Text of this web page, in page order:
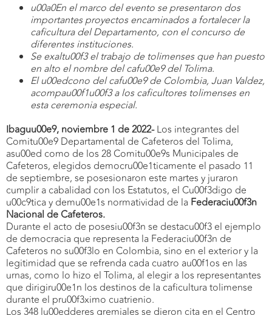
u00a0En el marco del evento se presentaron dos
importantes proyectos encaminados a fortalecer la
caficultura del Departamento, con el concurso de
diferentes instituciones.
Se exaltu00f3 el trabajo de tolimenses que han puesto
en alto el nombre del cafu00e9 del Tolima.
El u00edcono del cafu00e9 de Colombia, Juan Valdez,
acompau00f1u00f3 a los caficultores tolimenses en
esta ceremonia especial.
Ibaguu00e9, noviembre 1 de 2022-Los integrantes del
Comitu00e9 Departamental de Cafeteros del Tolima,
asu00ed como de los 28 Comitu00e9s Municipales de
Cafeteros, elegidos democru00e1ticamente el pasado 11
de septiembre, se posesionaron este martes y juraron
cumplir a cabalidad con los Estatutos, el Cu00f3digo de
u00c9tica y demu00e1s normatividad de la Federaciu00f3n
Nacional de Cafeteros.
Durante el acto de posesiu00f3n se destacu00f3 el ejemplo
de democracia que representa la Federaciu00f3n de
Cafeteros no su00f3lo en Colombia, sino en el exterior y la
legitimidad que se refrenda cada cuatro au00f1os en las
urnas, como lo hizo el Tolima, al elegir a los representantes
que dirigiru00e1n los destinos de la caficultura tolimense
durante el pru00f3ximo cuatrienio.